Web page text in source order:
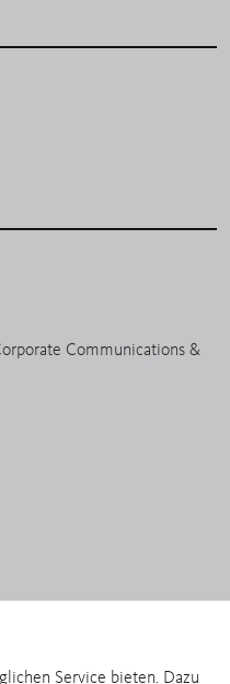
Service bieten. Dazu
Communications &